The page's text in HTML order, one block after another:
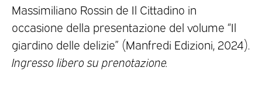
Massimiliano Rossin de Il Cittadino in
occasione della presentazione del volume “Il
giardino delle delizie” (Manfredi Edizioni, 2024).
Ingresso libero su prenotazione.